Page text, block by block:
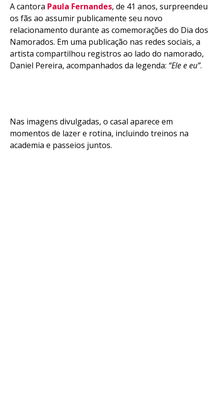
A cantora Paula Fernandes, de 41 anos, surpreendeu
os fãs ao assumir publicamente seu novo
relacionamento durante as comemorações do Dia dos
Namorados. Em uma publicação nas redes sociais, a
artista compartilhou registros ao lado do namorado,
Daniel Pereira, acompanhados da legenda: “Ele e eu”.
Nas imagens divulgadas, o casal aparece em
momentos de lazer e rotina, incluindo treinos na
academia e passeios juntos.